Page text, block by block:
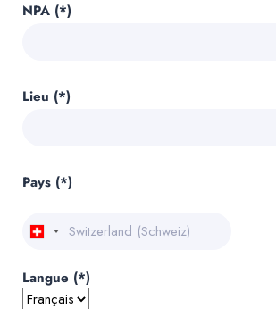
NPA (*)
Lieu (*)
Pays (*)
Langue (*)